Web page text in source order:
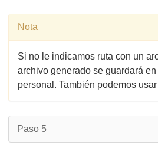
Nota
Si no le indicamos ruta con un
archivo generado se guardará
personal. También podemos
Paso 5